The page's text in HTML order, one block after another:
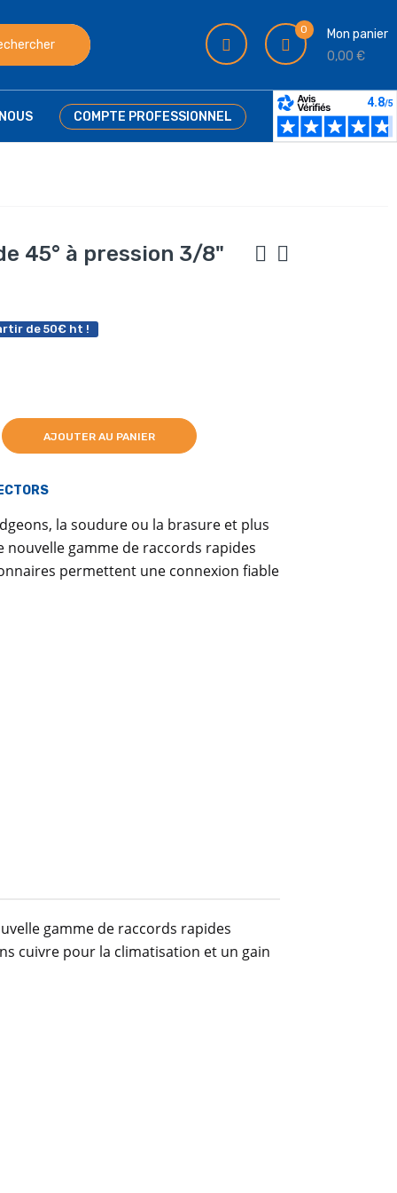
0
Mon panier
0,00 €
COMPTE PROFESSIONNEL
45° à pression 3/8"
de 50€ ht !
AJOUTER AU PANIER
la soudure ou la brasure et plus
gamme de raccords rapides
permettent une connexion fiable
gamme de raccords rapides
cuivre pour la climatisation et un gain